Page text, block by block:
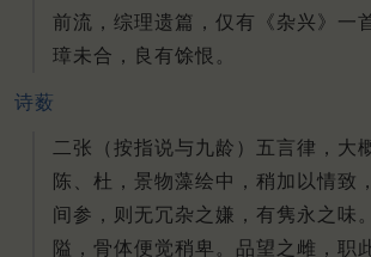
前流，综理遗篇，仅有《杂兴》一
璋未合，良有馀恨。
诗薮
二张（按指说与九龄）五言律，大
陈、杜，景物藻绘中，稍加以情致
间参，则无冗杂之嫌，有隽永之味
隘，骨体便觉稍卑。品望之雌，职